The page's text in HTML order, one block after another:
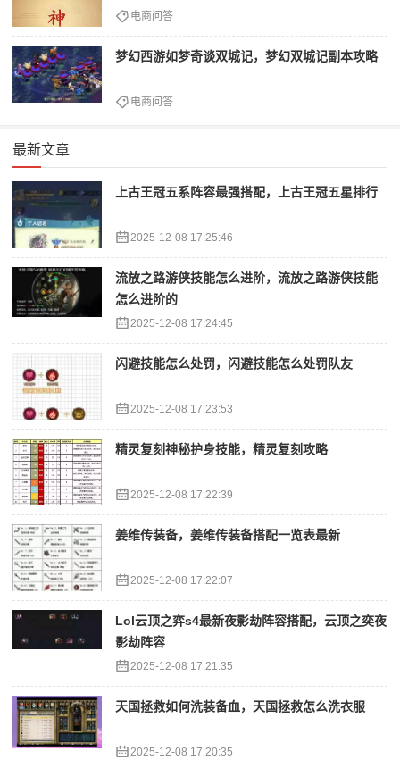
电商问答
梦幻西游如梦奇谈双城记，梦幻双城记副本攻略
电商问答
最新文章
上古王冠五系阵容最强搭配，上古王冠五星排行
2025-12-08 17:25:46
流放之路游侠技能怎么进阶，流放之路游侠技能
怎么进阶的
2025-12-08 17:24:45
闪避技能怎么处罚，闪避技能怎么处罚队友
2025-12-08 17:23:53
精灵复刻神秘护身技能，精灵复刻攻略
2025-12-08 17:22:39
姜维传装备，姜维传装备搭配一览表最新
2025-12-08 17:22:07
Lol云顶之弈s4最新夜影劫阵容搭配，云顶之奕夜
影劫阵容
2025-12-08 17:21:35
天国拯救如何洗装备血，天国拯救怎么洗衣服
2025-12-08 17:20:35